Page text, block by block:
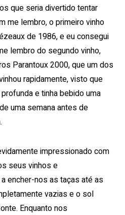
que seria divertido tentar
me lembro, o primeiro vinho
de 1986, e eu consegui
lembro do segundo vinho,
Parantoux 2000, que um dos
rapidamente, visto que
e tinha bebido uma
uma semana antes de
impressionado com
seus vinhos e
encher-nos as taças até as
vazias e o sol
Enquanto nos